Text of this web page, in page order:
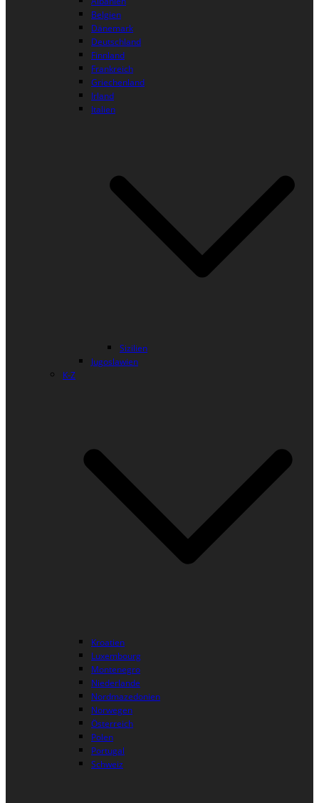
Belgien
Dänemark
Deutschland
Finnland
Frankreich
Griechenland
Irland
Italien
Sizilien
Jugoslawien
K-Z
Kroatien
Luxembourg
Montenegro
Niederlande
Nordmazedonien
Norwegen
Österreich
Polen
Portugal
Schweiz